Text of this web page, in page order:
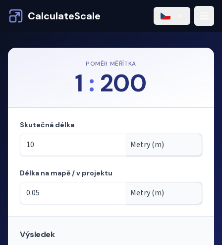
CalculateScale
POMĚR MĚŘÍTKA
1 : 200
Režim: výpočet délek z měřítka
Skutečná délka
Délka na mapě / v projektu
Výsledek